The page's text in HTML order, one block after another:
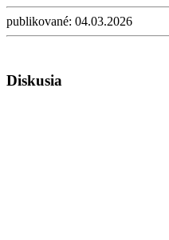
publikované: 04.03.2026
Diskusia